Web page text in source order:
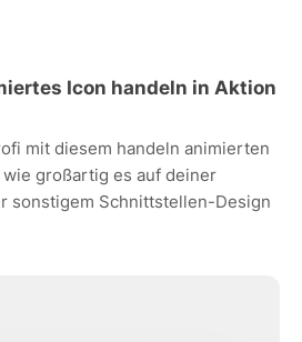
Icon handeln in Aktion
mit diesem handeln animierten
großartig es auf deiner
sonstigem Schnittstellen-Design